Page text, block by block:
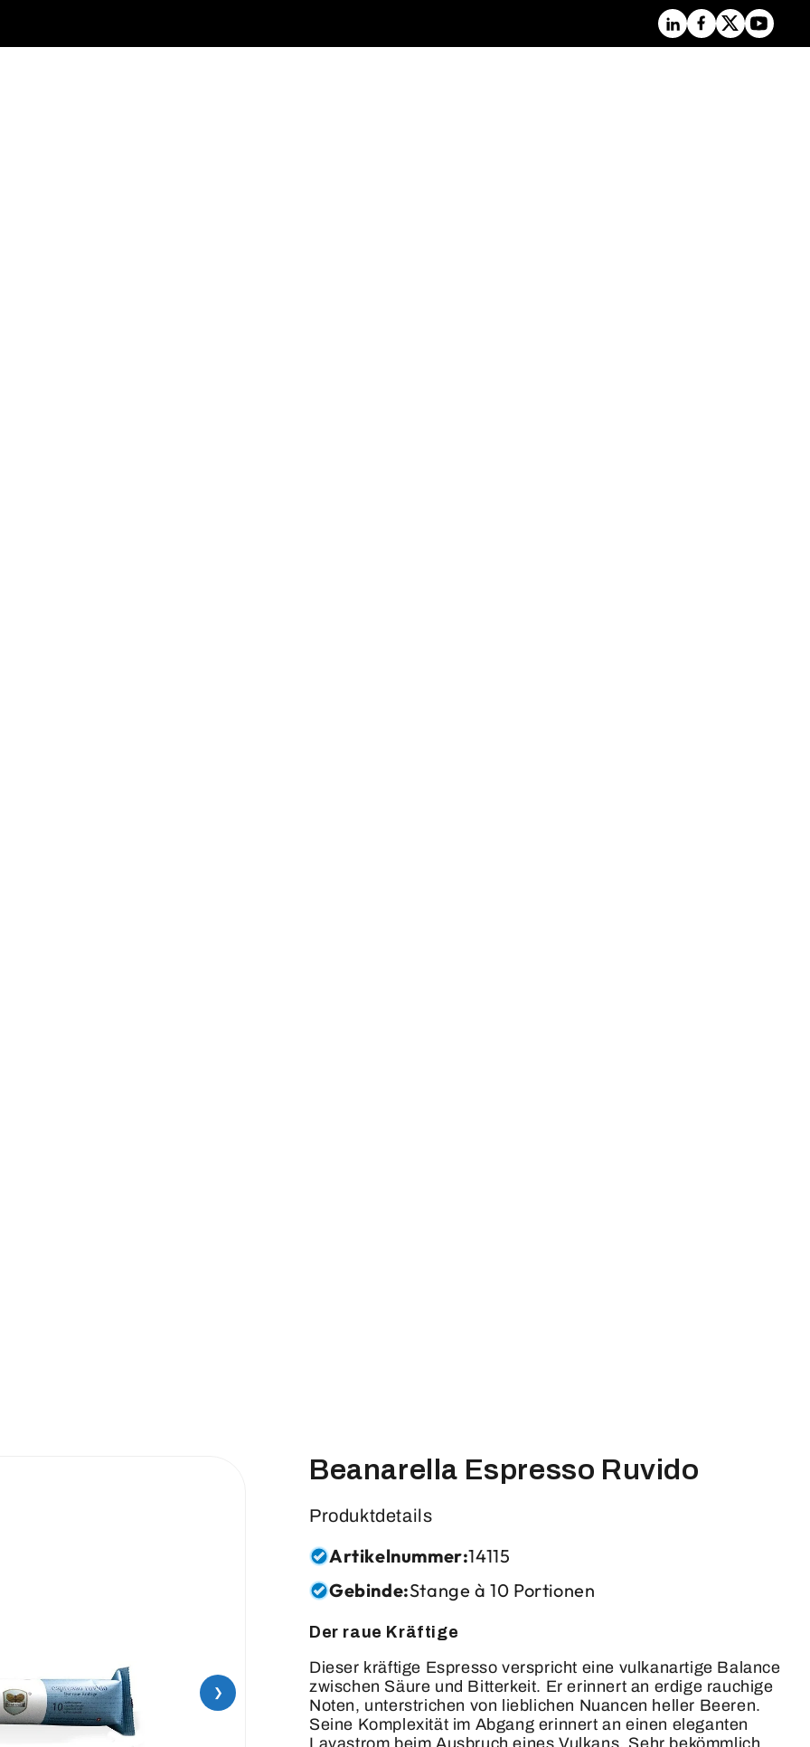
❯
Beanarella Espresso Ruvido
Produktdetails
Artikelnummer:14115
Gebinde:Stange à 10 Portionen
Der raue Kräftige
Dieser kräftige Espresso verspricht eine vulkanartige Balance
zwischen Säure und Bitterkeit. Er erinnert an erdige rauchige
Noten, unterstrichen von lieblichen Nuancen heller Beeren.
Seine Komplexität im Abgang erinnert an einen eleganten
Lavastrom beim Ausbruch eines Vulkans. Sehr bekömmlich